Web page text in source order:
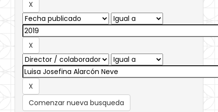
Comenzar nueva busqueda